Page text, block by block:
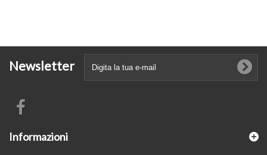
Newsletter
Informazioni